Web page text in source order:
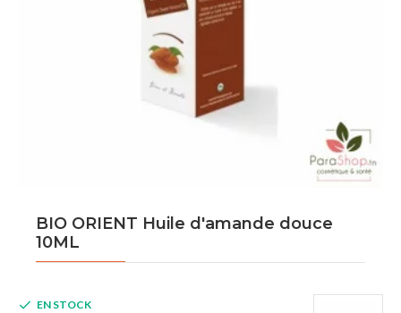
BIO ORIENT Huile d'amande douce
10ML
EN STOCK